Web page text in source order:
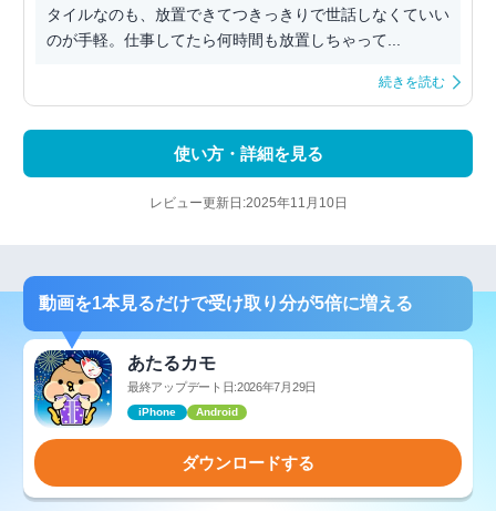
タイルなのも、放置できてつきっきりで世話しなくていい
のが手軽。仕事してたら何時間も放置しちゃって...
続きを読む
使い方・詳細を見る
レビュー更新日:2025年11月10日
動画を1本見るだけで受け取り分が5倍に増える
あたるカモ
最終アップデート日:2026年7月29日
iPhone Android
ダウンロードする